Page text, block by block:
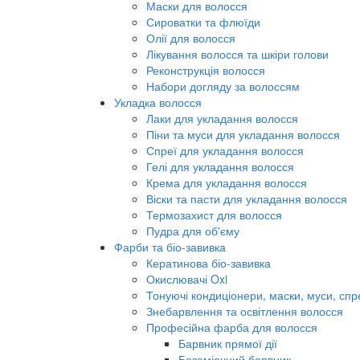
Маски для волосся
Сироватки та флюїди
Олії для волосся
Лікування волосся та шкіри голови
Реконструкція волосся
Набори догляду за волоссям
Укладка волосся
Лаки для укладання волосся
Піни та муси для укладання волосся
Спреї для укладання волосся
Гелі для укладання волосся
Крема для укладання волосся
Віски та пасти для укладання волосся
Термозахист для волосся
Пудра для об'єму
Фарби та біо-завивка
Кератинова біо-завивка
Окислювачі Oxi
Тонуючі кондиціонери, маски, муси,
Знебарвлення та освітлення волосся
Професійна фарба для волосся
Барвник прямої дії